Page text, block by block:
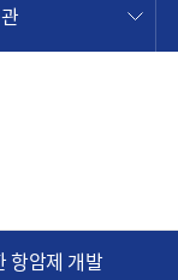
항암제 개발